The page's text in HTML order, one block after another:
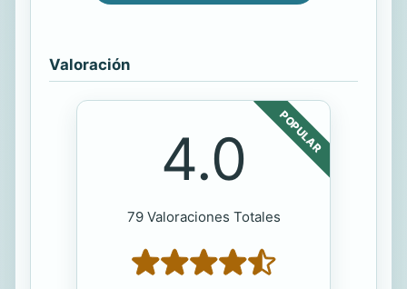
Valoración
POPULAR
4.0
79 Valoraciones Totales